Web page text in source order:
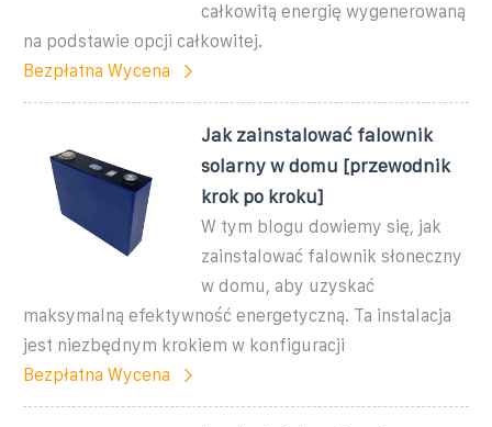
całkowitą energię wygenerowaną
na podstawie opcji całkowitej.
Bezpłatna Wycena
Jak zainstalować falownik
solarny w domu [przewodnik
krok po kroku]
W tym blogu dowiemy się, jak
zainstalować falownik słoneczny
w domu, aby uzyskać
maksymalną efektywność energetyczną. Ta instalacja
jest niezbędnym krokiem w konfiguracji
Bezpłatna Wycena